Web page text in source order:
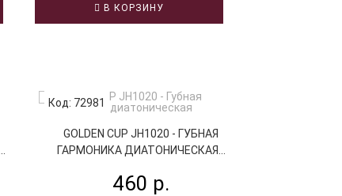
В КОРЗИНУ
Код: 72981
GOLDEN CUP JH1020 - ГУБНАЯ
ГАРМОНИКА ДИАТОНИЧЕСКАЯ...
460 р.